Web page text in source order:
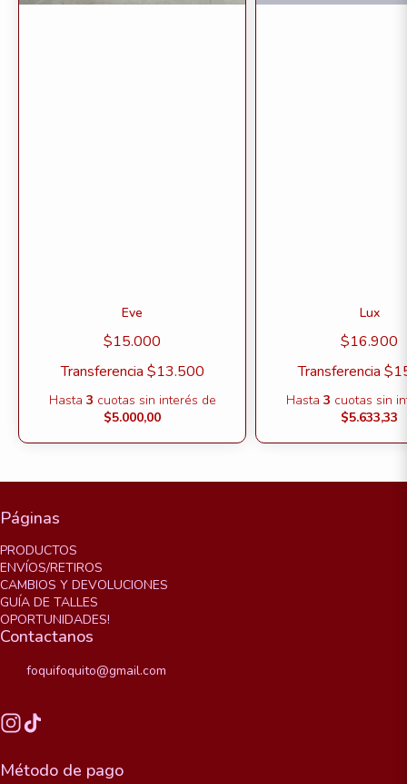
Eve
$15.000
Transferencia $13.500
Hasta 3 cuotas sin interés de
$5.000,00
Lux
$16.900
Transferencia
Hasta 3 cuotas sin
$5.633,33
Páginas
PRODUCTOS
ENVÍOS/RETIROS
CAMBIOS Y DEVOLUCIONES
GUÍA DE TALLES
OPORTUNIDADES!
Contactanos
foquifoquito@gmail.com
Método de pago